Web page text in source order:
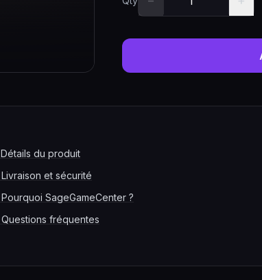
Détails du produit
Livraison et sécurité
Pourquoi SageGameCenter ?
Questions fréquentes